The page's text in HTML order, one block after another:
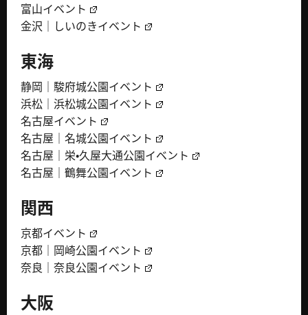
富山イベント
金沢｜しいのきイベント
東海
静岡｜駿府城公園イベント
浜松｜浜松城公園イベント
名古屋イベント
名古屋｜名城公園イベント
名古屋｜栄・久屋大通公園イベント
名古屋｜鶴舞公園イベント
関西
京都イベント
京都｜岡崎公園イベント
奈良｜奈良公園イベント
大阪